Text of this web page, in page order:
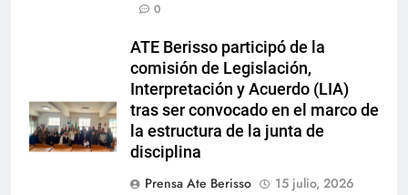
0
ATE Berisso participó de la
comisión de Legislación,
Interpretación y Acuerdo (LIA)
tras ser convocado en el marco de
la estructura de la junta de
disciplina
Prensa Ate Berisso
15 julio, 2026